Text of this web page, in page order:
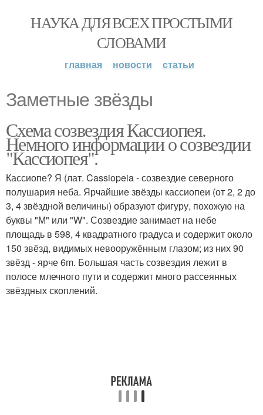
НАУКА ДЛЯ ВСЕХ ПРОСТЫМИ
СЛОВАМИ
главная новости статьи
Заметные звёзды
Схема созвездия Кассиопея.
Немного информации о созвездии
"Кассиопея".
Кассиопе? Я (лат. Cassiopeia - созвездие северного
полушария неба. Ярчайшие звёзды кассиопеи (от 2, 2 до
3, 4 звёздной величины) образуют фигуру, похожую на
буквы "М" или "W". Созвездие занимает на небе
площадь в 598, 4 квадратного градуса и содержит около
150 звёзд, видимых невооружённым глазом; из них 90
звёзд - ярче 6m. Большая часть созвездия лежит в
полосе млечного пути и содержит много рассеянных
звёздных скоплений.